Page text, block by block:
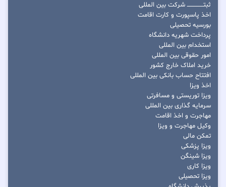
ثبتــــــــــــــــ شرکت بین المللی
اخذ پاسپورت و کارت اقامت
بورسیه تحصیلی
پرداخت شهریه دانشگاه
استخدام بین المللی
امور حقوقی بین المللی
خرید املاک خارج کشور
افتتاح حساب بانکی بین المللی
اخذ ویزا
ویزا توریستی و مسافرتی
سرمایه گذاری بین المللی
مهاجرت و اخذ اقامت
وکیل مهاجرت و ویزا
تمکن مالی
ویزا پزشکی
ویزا شینگن
ویزا کاری
ویزا تحصیلی